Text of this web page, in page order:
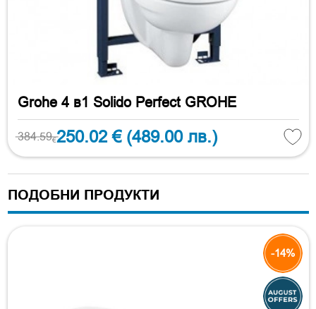
Grohe 4 в1 Solido Perfect GROHE
384.59€250.02 € (489.00 лв.)
ПОДОБНИ ПРОДУКТИ
-14%